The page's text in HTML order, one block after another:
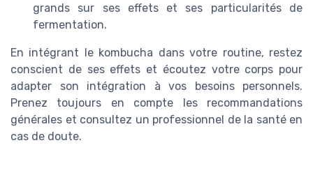
grands sur ses effets et ses particularités de
fermentation.
En intégrant le kombucha dans votre routine, restez
conscient de ses effets et écoutez votre corps pour
adapter son intégration à vos besoins personnels.
Prenez toujours en compte les recommandations
générales et consultez un professionnel de la santé en
cas de doute.